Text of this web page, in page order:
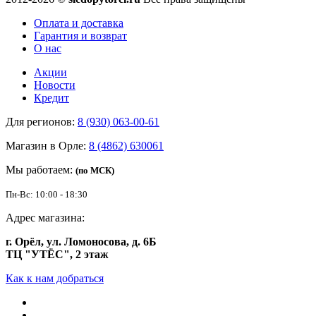
Оплата и доставка
Гарантия и возврат
О нас
Акции
Новости
Кредит
Для регионов: 8 (930) 063-00-61
Магазин в Орле: 8 (4862) 630061
Мы работаем: (по МСК)
Пн-Вс: 10:00 - 18:30
Адрес магазина:
г. Орёл, ул. Ломоносова, д. 6Б
ТЦ "УТЁС", 2 этаж
Как к нам добраться